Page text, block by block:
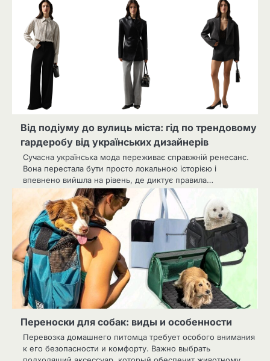
Від подіуму до вулиць міста: гід по трендовому
гардеробу від українських дизайнерів
Сучасна українська мода переживає справжній ренесанс.
Вона перестала бути просто локальною історією і
впевнено вийшла на рівень, де диктує правила…
Переноски для собак: виды и особенности
Перевозка домашнего питомца требует особого внимания
к его безопасности и комфорту. Важно выбрать